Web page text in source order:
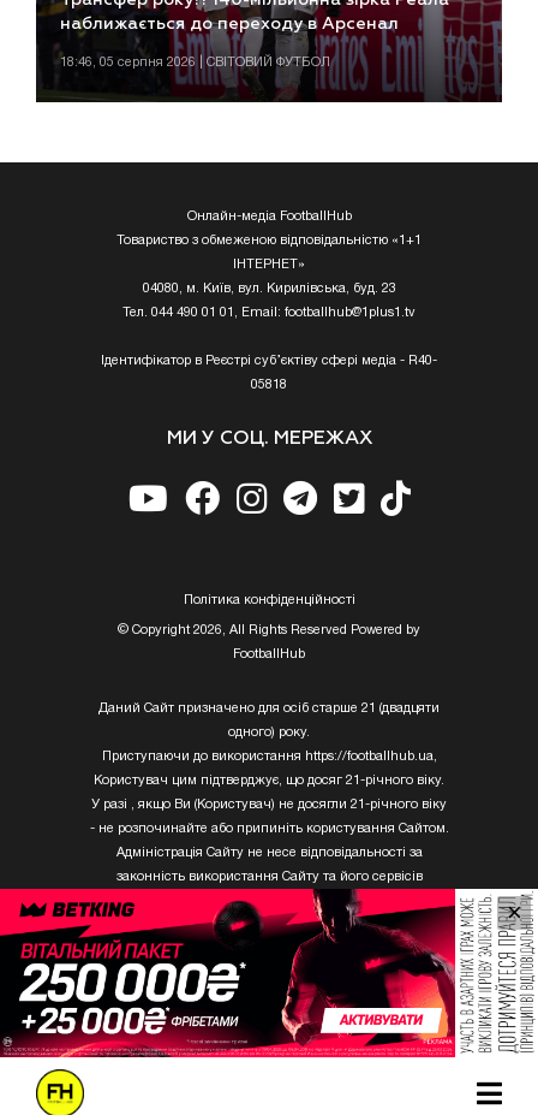
наближається до переходу в Арсенал
18:46, 05 серпня 2026 | СВІТОВИЙ ФУТБОЛ
Онлайн-медіа FootballHub
Товариство з обмеженою відповідальністю «1+1
ІНТЕРНЕТ»
04080, м. Київ, вул. Кирилівська, буд. 23
Тел. 044 490 01 01, Email: footballhub@1plus1.tv
Ідентифікатор в Реєстрі суб’єктіву сфері медіа - R40-
05818
МИ У СОЦ. МЕРЕЖАХ
Полiтика конфiденцiйностi
© Copyright 2026, All Rights Reserved Powered by
FootballHub
Даний Сайт призначено для осіб старше 21 (двадцяти
одного) року.
Приступаючи до використання https://footballhub.ua,
Користувач цим підтверджує, що досяг 21-річного віку.
У разі , якщо Ви (Користувач) не досягли 21-річного віку
- не розпочинайте або припиніть користування Сайтом.
Адміністрація Сайту не несе відповідальності за
законність використання Сайту та його сервісів
Користувачем, який не досяг 21-річного віку.
Твори Getty Images, що розміщені на сайті, не можуть
бути використані третіми особами без письмового
дозволу ТОВ «ГЛОБАЛ ІМІДЖЕС ЮКРЕЙН.
×